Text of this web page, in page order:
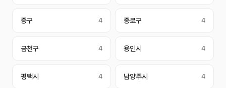
중구 4 종로구 4
금천구 4 용인시 4
평택시 4 남양주시 4